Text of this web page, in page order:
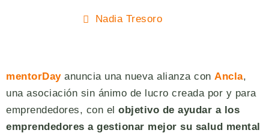
Nadia Tresoro
mentorDayanuncia una nueva alianza con Ancla,
una asociación sin ánimo de lucro creada por y para
emprendedores, con el objetivo de ayudar a los
emprendedores a gestionar mejor su salud mental